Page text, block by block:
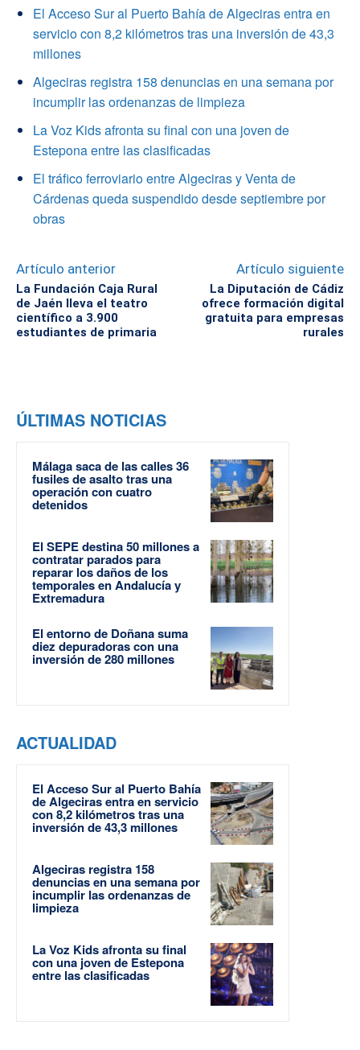
El Acceso Sur al Puerto Bahía de Algeciras entra en
servicio con 8,2 kilómetros tras una inversión de 43,3
millones
Algeciras registra 158 denuncias en una semana por
incumplir las ordenanzas de limpieza
La Voz Kids afronta su final con una joven de
Estepona entre las clasificadas
El tráfico ferroviario entre Algeciras y Venta de
Cárdenas queda suspendido desde septiembre por
obras
Artículo anterior
La Fundación Caja Rural
de Jaén lleva el teatro
científico a 3.900
estudiantes de primaria
Artículo siguiente
La Diputación de Cádiz
ofrece formación digital
gratuita para empresas
rurales
ÚLTIMAS NOTICIAS
Málaga saca de las calles 36
fusiles de asalto tras una
operación con cuatro
detenidos
El SEPE destina 50 millones a
contratar parados para
reparar los daños de los
temporales en Andalucía y
Extremadura
El entorno de Doñana suma
diez depuradoras con una
inversión de 280 millones
ACTUALIDAD
El Acceso Sur al Puerto Bahía
de Algeciras entra en servicio
con 8,2 kilómetros tras una
inversión de 43,3 millones
Algeciras registra 158
denuncias en una semana por
incumplir las ordenanzas de
limpieza
La Voz Kids afronta su final
con una joven de Estepona
entre las clasificadas